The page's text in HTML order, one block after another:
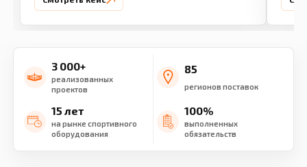
3 000+
реализованных
проектов
85
регионов поставок
15 лет
на рынке спортивного
оборудования
100%
выполненных
обязательств